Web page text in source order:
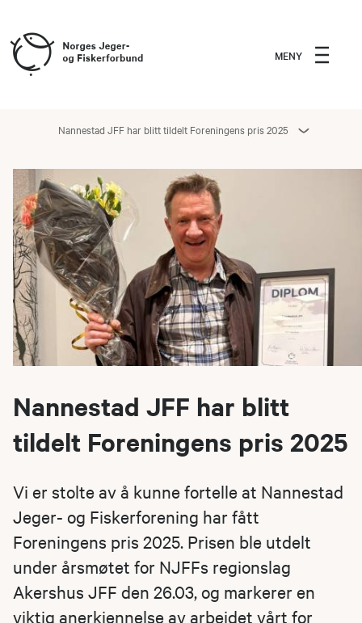
MENY
Nannestad JFF har blitt tildelt Foreningens pris 2025
Nannestad JFF har blitt
tildelt Foreningens pris 2025
Vi er stolte av å kunne fortelle at Nannestad
Jeger- og Fiskerforening har fått
Foreningens pris 2025. Prisen ble utdelt
under årsmøtet for NJFFs regionslag
Akershus JFF den 26.03, og markerer en
viktig anerkjennelse av arbeidet vårt for